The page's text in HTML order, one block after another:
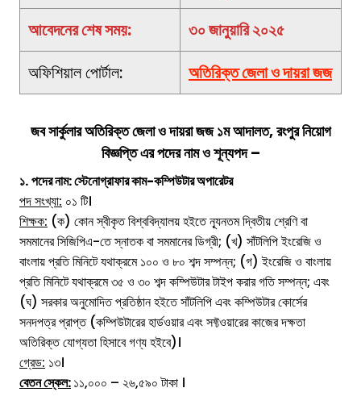
আবেদনের শেষ সময়:
৩০ জানুয়ারি ২০২৫
অফিশিয়াল পোর্টাল:
অতিরিক্ত জেলা ও দায়রা জজ
জব সার্কুলারঅতিরিক্ত জেলা ও দায়রা জজ ১ম আদালত, রংপুর নিয়োগ
বিজ্ঞপ্তিএর পদের নাম ও শূন্যপদ –
১.পদের নাম:স্টেনোগ্রাফার কাম-কম্পিউটার অপারেটর
পদ সংখ্যা: ০১ টি।
শিক্ষক: (ক) কোন স্বীকৃত বিশ্ববিদ্যালয় হইতে ন্যূনতম দ্বিতীয় শ্রেণি বা
সমমানের সিজিপিএ-তে স্নাতক বা সমমানের ডিগ্রী; (খ) সাঁটলিপি ইংরেজি ও
বাংলায় প্রতি মিনিটে যথাক্রমে ১০০ ও ৮০ শব্দ সম্পন্ন; (গ) ইংরেজি ও বাংলায়
প্রতি মিনিটে যথাক্রমে ৩৫ ও ৩০ শব্দ কম্পিউটার টাইপ করার গতি সম্পন্ন; এবং
(ঘ) সরকার অনুমোদিত প্রতিষ্ঠান হইতে সাঁটলিপি এবং কম্পিউটার কোর্সের
সনদপত্র প্রাপ্ত (কম্পিউটারের হার্ডওয়ার এবং সফ্টওয়ারের কাজের দক্ষতা
অতিরিক্ত যোগ্যতা হিসাবে গণ্য হইবে)।
গ্রেড: ১৩।
বেতন স্কেল:১১,০০০ – ২৬,৫৯০ টাকা ।